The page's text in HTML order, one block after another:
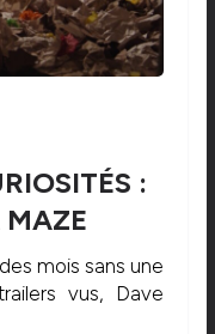
:
MAZE
mois sans une
vus, Dave